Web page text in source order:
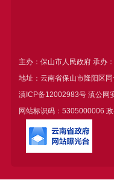
主办：保山市人民政府 承办
地址：云南省保山市隆阳区
滇ICP备12002983号滇公网
网站标识码：5305000006